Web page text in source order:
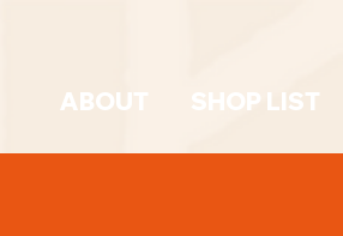
ABOUT SHOP LIST